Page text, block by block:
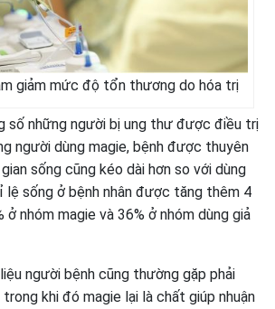
giảm mức độ tổn thương do hóa trị
số những người bị ung thư được điều trị
người dùng magie, bệnh được thuyên
sống cũng kéo dài hơn so với dùng
lệ sống ở bệnh nhân được tăng thêm 4
ở nhóm magie và 36% ở nhóm dùng giả
người bệnh cũng thường gặp phải
khi đó magie lại là chất giúp nhuận